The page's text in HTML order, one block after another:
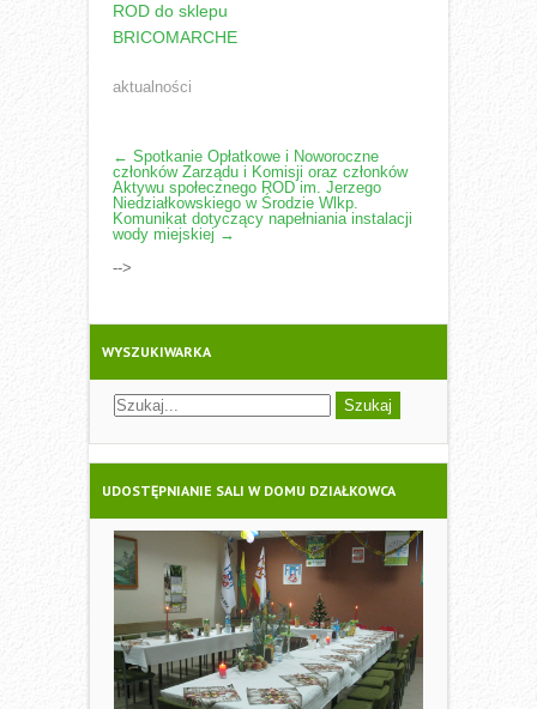
ROD do sklepu
BRICOMARCHE
aktualności
POST
NAVIGATION
← Spotkanie Opłatkowe i Noworoczne
członków Zarządu i Komisji oraz członków
Aktywu społecznego ROD im. Jerzego
Niedziałkowskiego w Środzie Wlkp.
Komunikat dotyczący napełniania instalacji
wody miejskiej →
-->
WYSZUKIWARKA
UDOSTĘPNIANIE SALI W DOMU DZIAŁKOWCA